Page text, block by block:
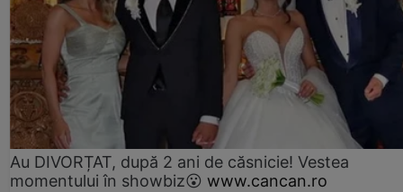
Au DIVORȚAT, după 2 ani de căsnicie! Vestea
momentului în showbiz😮 www.cancan.ro